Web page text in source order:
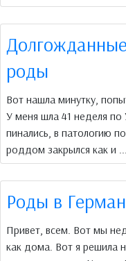
роды
Вот нашла минутку,
У меня шла 41 неделя
пинались, в патологию
роддом закрылся как и ...
Роды в
Привет, всем. Вот мы
как дома. Вот я решила